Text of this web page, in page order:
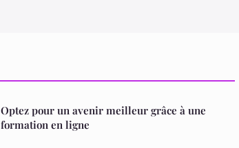
Optez pour un avenir meilleur grâce à une
formation en ligne